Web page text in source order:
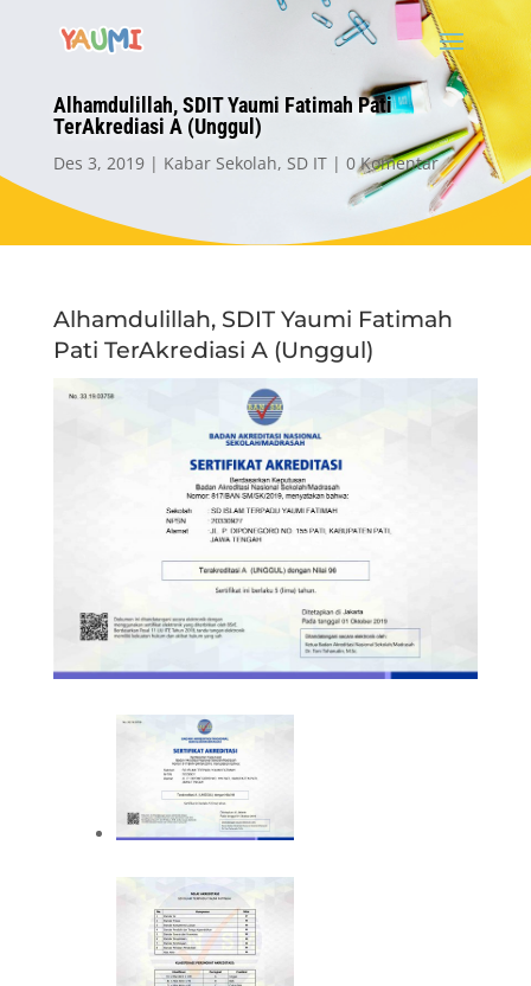
Alhamdulillah, SDIT Yaumi Fatimah Pati
TerAkrediasi A (Unggul)
Des 3, 2019 Kabar Sekolah, SD IT 0 Komentar
Alhamdulillah, SDIT Yaumi Fatimah
Pati TerAkrediasi A (Unggul)